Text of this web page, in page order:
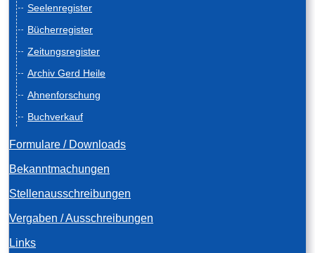
Seelenregister
Bücherregister
Zeitungsregister
Archiv Gerd Heile
Ahnenforschung
Buchverkauf
Formulare / Downloads
Bekanntmachungen
Stellenausschreibungen
Vergaben / Ausschreibungen
Links